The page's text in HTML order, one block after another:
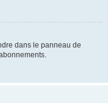
dans le panneau de